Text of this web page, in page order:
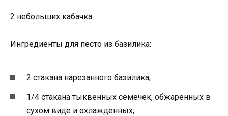
2 небольших кабачка
Ингредиенты для песто из базилика:
2 стакана нарезанного базилика;
1/4 стакана тыквенных семечек, обжаренных в
сухом виде и охлажденных;